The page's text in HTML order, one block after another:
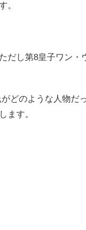
。
だし第8皇子ワン・
どのような人物だ
ます。